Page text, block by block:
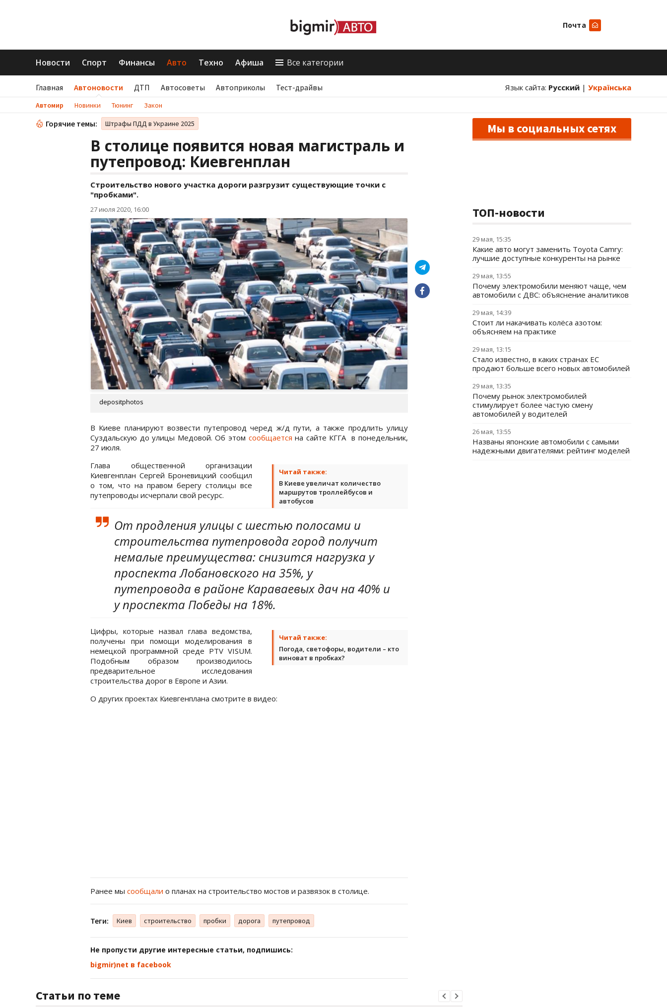
Почта
Новости Спорт Финансы Авто Техно Афиша Все категории
Главная Автоновости ДТП Автосоветы Автоприколы Тест-драйвы Язык сайта: Русский | Українська
Автомир Новинки Тюнинг Закон
Горячие темы: Штрафы ПДД в Украине 2025
В столице появится новая магистраль и
путепровод: Киевгенплан
Строительство нового участка дороги разгрузит существующие точки с
"пробками".
27 июля 2020, 16:00
depositphotos
В Киеве планируют возвести путепровод черед ж/д пути, а также продлить улицу
Суздальскую до улицы Медовой. Об этом сообщается на сайте КГГА в понедельник,
27 июля.
Читай также:
В Киеве увеличат количество
маршрутов троллейбусов и
автобусов
Глава общественной организации
Киевгенплан Сергей Броневицкий сообщил
о том, что на правом берегу столицы все
путепроводы исчерпали свой ресурс.
От продления улицы с шестью полосами и
строительства путепровода город получит
немалые преимущества: снизится нагрузка у
проспекта Лобановского на 35%, у
путепровода в районе Караваевых дач на 40% и
у проспекта Победы на 18%.
Читай также:
Погода, светофоры, водители – кто
виноват в пробках?
Цифры, которые назвал глава ведомства,
получены при помощи моделирования в
немецкой программной среде PTV VISUM.
Подобным образом производилось
предварительное исследования
строительства дорог в Европе и Азии.
О других проектах Киевгенплана смотрите в видео:
Ранее мы сообщали о планах на строительство мостов и развязок в столице.
Теги: Киев строительство пробки дорога путепровод
Не пропусти другие интересные статьи, подпишись:
bigmir)net в facebook
Статьи по теме
Мы в социальных сетях
ТОП-новости
29 мая, 15:35
Какие авто могут заменить Toyota Camry:
лучшие доступные конкуренты на рынке
29 мая, 13:55
Почему электромобили меняют чаще, чем
автомобили с ДВС: объяснение аналитиков
29 мая, 14:39
Стоит ли накачивать колёса азотом:
объясняем на практике
29 мая, 13:15
Стало известно, в каких странах ЕС
продают больше всего новых автомобилей
29 мая, 13:35
Почему рынок электромобилей
стимулирует более частую смену
автомобилей у водителей
26 мая, 13:55
Названы японские автомобили с самыми
надежными двигателями: рейтинг моделей